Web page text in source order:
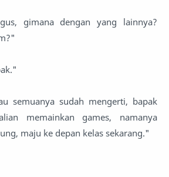
gimana dengan yang lainnya?
semuanya sudah mengerti, bapak
memainkan games, namanya
maju ke depan kelas sekarang."